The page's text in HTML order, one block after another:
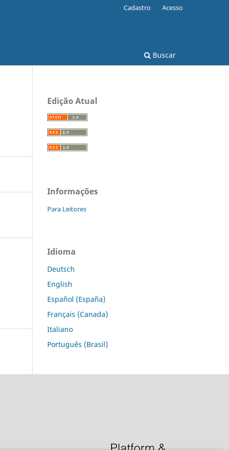
Buscar
Cadastro Acesso
Edição Atual
Informações
Para Leitores
Idioma
Deutsch
English
Español (España)
Français (Canada)
Italiano
Português (Brasil)